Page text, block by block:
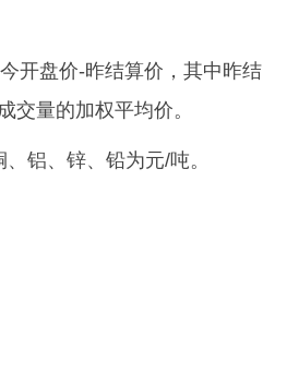
开盘价-昨结算价，其中昨结
交量的加权平均价。
铝、锌、铅为元/吨。